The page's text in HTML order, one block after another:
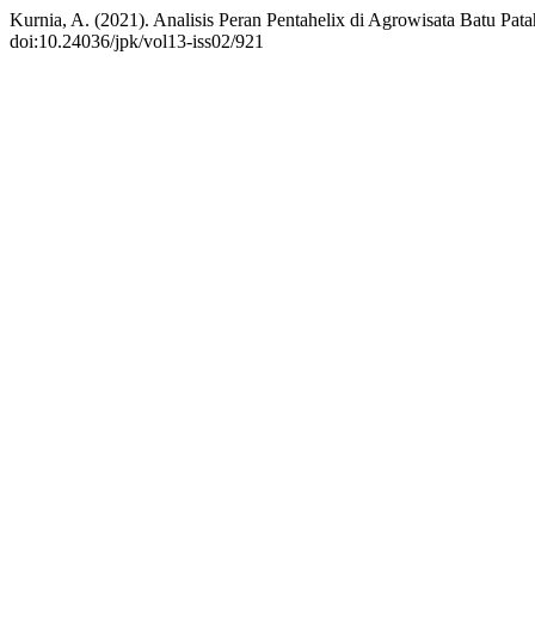
Kurnia, A. (2021). Analisis Peran Pentahelix di Agrowisata Batu
doi:10.24036/jpk/vol13-iss02/921